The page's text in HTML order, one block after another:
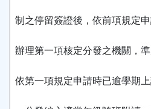
制之停留簽證後，依前項規定申
辦理第一項核定分發之機關，
依第一項規定申請時已逾學期